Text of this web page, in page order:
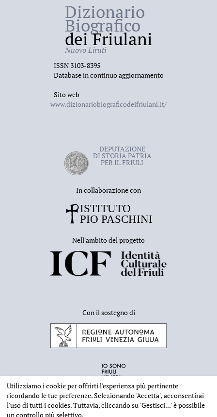
Dizionario
Biografico
dei Friulani
Nuovo Liruti
ISSN 3103-8395
Database in continuo aggiornamento
Sito web
www.dizionariobiograficodeifriulani.it/
DEPUTAZIONE
DI STORIA PATRIA
PER IL FRIULI
In collaborazione con
Nell'ambito del progetto
Con il sostegno di
Utilizziamo i cookie per offrirti l'esperienza più pertinente
ricordando le tue preferenze. Selezionando 'Accetta', acconsentirai
l'uso di tutti i cookies. Tuttavia, cliccando su 'Gestisci...'è possibile
un controllo più selettivo.